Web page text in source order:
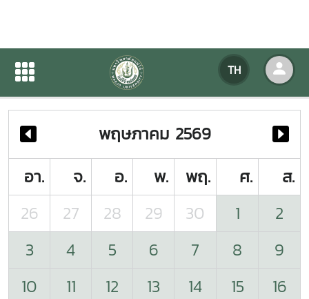
TH
ปฏิทินกิจกรรมของหน่วยงาน
ปฏิทินกิจกรรมของหน่วยงาน
พฤษภาคม 2569
อา.
จ. อ. พ. พฤ. ศ.
ส.
26
27 28 29 30 1
2
3
4 5 6 7 8
9
10
11 12 13 14 15
16